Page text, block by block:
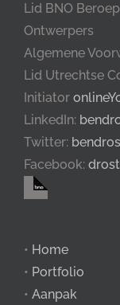
Lid BNO
Ontwerpers
Algemene
Lid Utrechtse
Initiator
LinkedIn:
Twitter:
Facebook:
• Home
• Portfolio
• Aanpak